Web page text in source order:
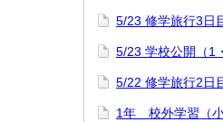
5/23 修学旅行3日
5/23 学校公開（1
5/22 修学旅行2日
1年 校外学習（小